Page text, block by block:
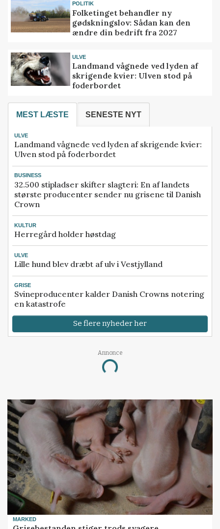
POLITIK
Folketinget behandler ny
gødskningslov: Sådan kan den
ændre din bedrift fra 2027
ULVE
Landmand vågnede ved lyden af
skrigende kvier: Ulven stod på
foderbordet
MEST LÆSTE SENESTE NYT
ULVE
Landmand vågnede ved lyden af skrigende kvier:
Ulven stod på foderbordet
BUSINESS
32.500 stipladser skifter slagteri: En af landets
største producenter sender nu grisene til Danish
Crown
KULTUR
Herregård holder høstdag
ULVE
Lille hund blev dræbt af ulv i Vestjylland
GRISE
Svineproducenter kalder Danish Crowns notering
en katastrofe
Se flere nyheder her
Annonce
Loading...
MARKED